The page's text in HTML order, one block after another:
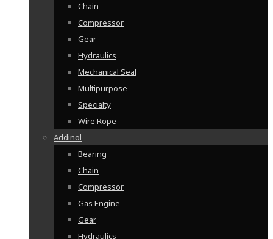
Chain
Compressor
Gear
Hydraulics
Mechanical Seal
Multipurpose
Specialty
Wire Rope
Addinol
Bearing
Chain
Compressor
Gas Engine
Gear
Hydraulics